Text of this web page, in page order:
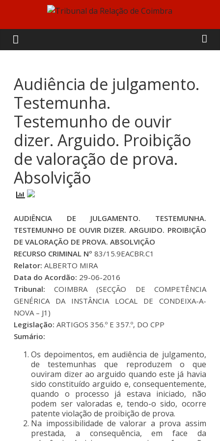
content
Tribunal
da
Relação
de
Coimbra
Audiência de julgamento.
Testemunha.
Testemunho de ouvir
dizer. Arguido. Proibição
de valoração de prova.
Absolvição
AUDIÊNCIA DE JULGAMENTO. TESTEMUNHA.
TESTEMUNHO DE OUVIR DIZER. ARGUIDO. PROIBIÇÃO
DE VALORAÇÃO DE PROVA. ABSOLVIÇÃO
RECURSO CRIMINAL Nº 83/15.9EACBR.C1
Relator:ALBERTO MIRA
Data do Acordão: 29-06-2016
Tribunal:COIMBRA (SECÇÃO DE COMPETÊNCIA
GENÉRICA DA INSTÂNCIA LOCAL DE CONDEIXA-A-
NOVA – J1)
Legislação: ARTIGOS 356.º E 357.º, DO CPP
Sumário:
Os depoimentos, em audiência de julgamento,
de testemunhas que reproduzem o que
ouviram dizer ao arguido quando este já havia
sido constituído arguido e, consequentemente,
quando o processo já estava iniciado, não
podem ser valoradas e, tendo-o sido, ocorre
patente violação de proibição de prova.
Na impossibilidade de valorar a prova assim
prestada, a consequência, em face da